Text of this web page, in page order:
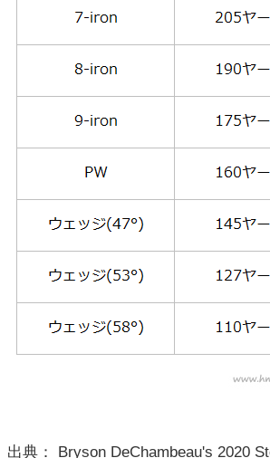
出典： Bryson DeChambeau's 2020